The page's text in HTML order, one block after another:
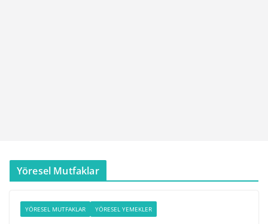
Yöresel Mutfaklar
YÖRESEL MUTFAKLAR YÖRESEL YEMEKLER